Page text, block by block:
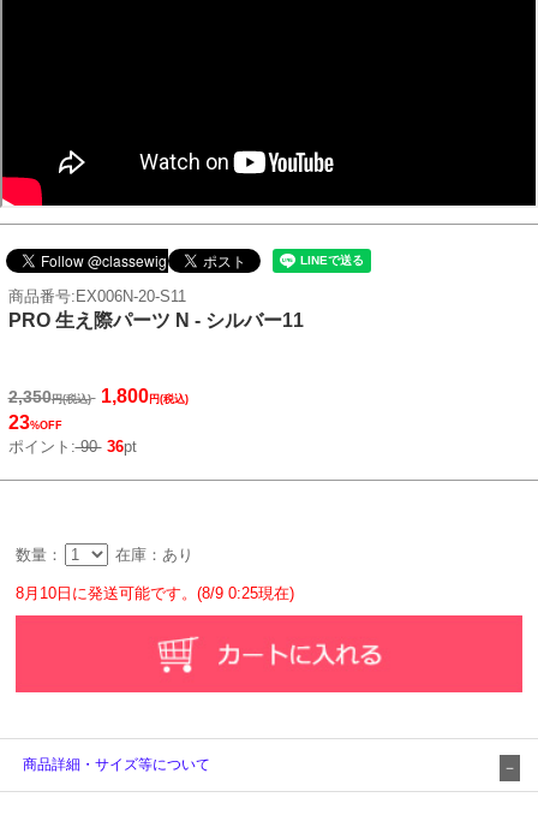
商品番号:EX006N-20-S11
PRO 生え際パーツ N - シルバー11
2,350円(税込) 1,800円(税込)
23%OFF
ポイント:90 36pt
数量： 在庫：あり
8月10日に発送可能です。(8/9 0:25現在)
商品詳細・サイズ等について